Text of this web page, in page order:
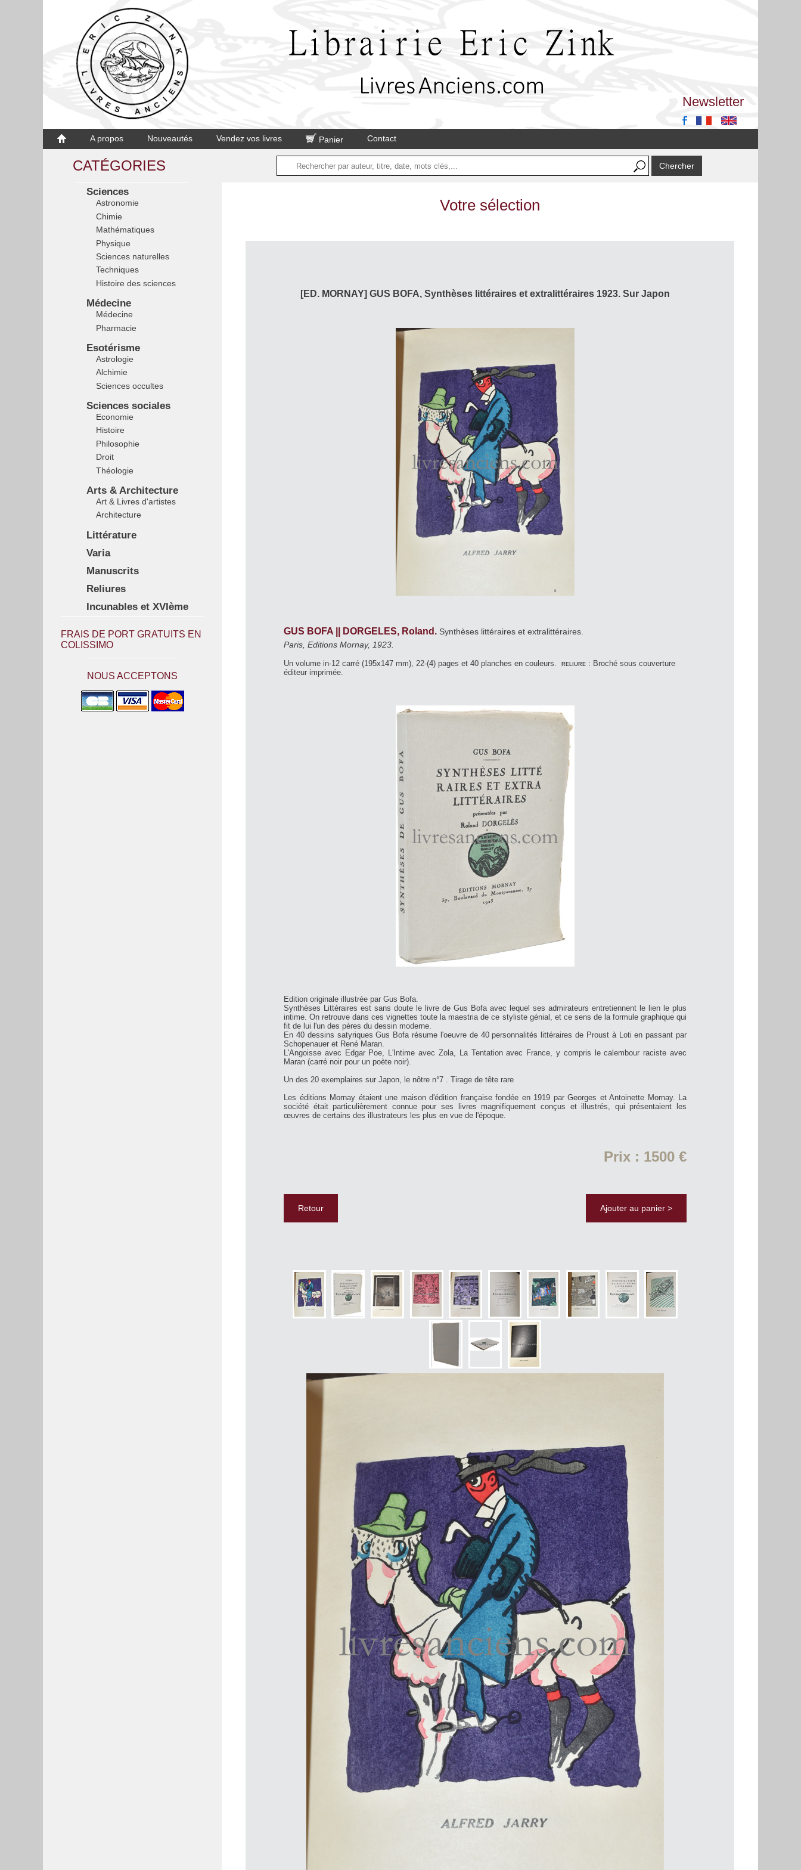
Newsletter
A propos Nouveautés Vendez vos livres Panier Contact
CATÉGORIES
Sciences
Astronomie
Chimie
Mathématiques
Physique
Sciences naturelles
Techniques
Histoire des sciences
Médecine
Médecine
Pharmacie
Esotérisme
Astrologie
Alchimie
Sciences occultes
Sciences sociales
Economie
Histoire
Philosophie
Droit
Théologie
Arts & Architecture
Art & Livres d'artistes
Architecture
Littérature
Varia
Manuscrits
Reliures
Incunables et XVIème
FRAIS DE PORT GRATUITS EN
COLISSIMO
NOUS ACCEPTONS
Votre sélection
[ED. MORNAY] GUS BOFA, Synthèses littéraires et extralittéraires 1923. Sur Japon
GUS BOFA || DORGELES, Roland. Synthèses littéraires et extralittéraires.
Paris, Editions Mornay, 1923.
Un volume in-12 carré (195x147 mm), 22-(4) pages et 40 planches en couleurs. reliure : Broché sous couverture
éditeur imprimée.
Edition originale illustrée par Gus Bofa.
Synthèses Littéraires est sans doute le livre de Gus Bofa avec lequel ses admirateurs entretiennent le lien le plus
intime. On retrouve dans ces vignettes toute la maestria de ce styliste génial, et ce sens de la formule graphique qui
fit de lui l'un des pères du dessin moderne.
En 40 dessins satyriques Gus Bofa résume l'oeuvre de 40 personnalités littéraires de Proust à Loti en passant par
Schopenauer et René Maran.
L'Angoisse avec Edgar Poe, L'Intime avec Zola, La Tentation avec France, y compris le calembour raciste avec
Maran (carré noir pour un poète noir).
Un des 20 exemplaires sur Japon, le nôtre n°7 . Tirage de tête rare
Les éditions Mornay étaient une maison d'édition française fondée en 1919 par Georges et Antoinette Mornay. La
société était particulièrement connue pour ses livres magnifiquement conçus et illustrés, qui présentaient les
œuvres de certains des illustrateurs les plus en vue de l'époque.
Prix : 1500 €
Retour Ajouter au panier >